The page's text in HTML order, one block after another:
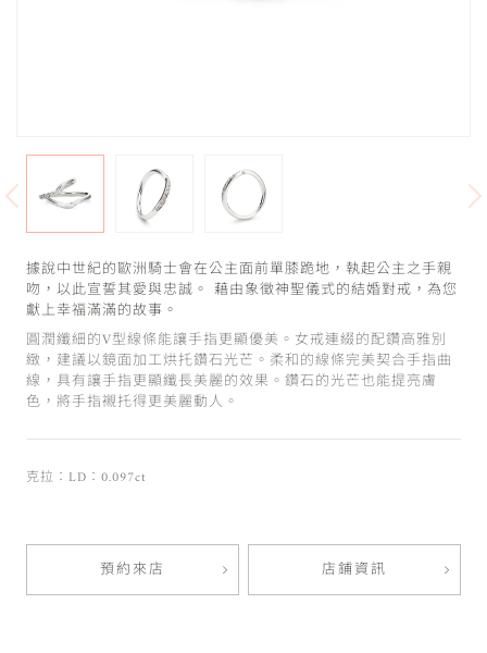
據說中世紀的歐洲騎士會在公主面前單膝跪地，執起公主之手親
吻，以此宣誓其愛與忠誠。 藉由象徵神聖儀式的結婚對戒，為您
獻上幸福滿滿的故事。
圓潤纖細的V型線條能讓手指更顯優美。女戒連綴的配鑽高雅別
緻，建議以鏡面加工烘托鑽石光芒。柔和的線條完美契合手指曲
線，具有讓手指更顯纖長美麗的效果。鑽石的光芒也能提亮膚
色，將手指襯托得更美麗動人。
克拉：LD：0.097ct
預約來店 店鋪資訊